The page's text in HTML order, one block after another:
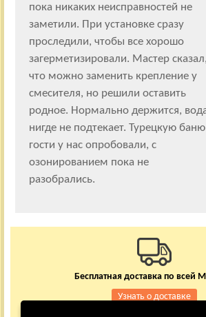
пока никаких неисправностей не
заметили. При установке сразу
проследили, чтобы все хорошо
загерметизировали. Мастер сказал,
что можно заменить крепление у
смесителя, но решили оставить
родное. Нормально держится,
нигде не подтекает. Турецкую баню
гости у нас опробовали, с
озонированием пока не
разобрались.
Бесплатная доставка по всей
Узнать о доставке